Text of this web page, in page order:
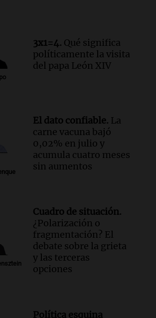
audiencias en caso de
con testimonios que
irregularidades
asaltan tres comercios en
noche
Federal
3x1=4. Qué significa
políticamente la visita
del papa León XIV
El dato confiable. La
carne vacuna bajó
0,02% en julio y
acumula cuatro meses
sin aumentos
Cuadro de situación.
¿Polarización o
fragmentación? El
debate sobre la grieta
y las terceras
opciones
Política esquina